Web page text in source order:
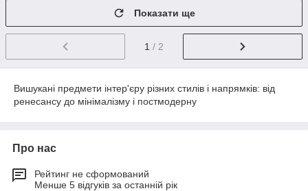
Показати ще
1 / 2
Вишукані предмети інтер'єру різних стилів і напрямків: від
ренесансу до мінімалізму і постмодерну
Про нас
Рейтинг не сформований
Менше 5 відгуків за останній рік